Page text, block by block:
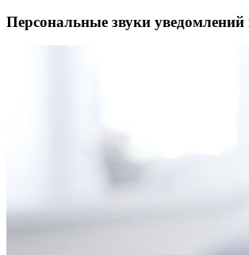
Персональные звуки